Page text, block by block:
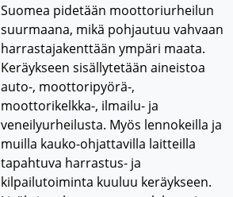
Suomea pidetään moottoriurheilun
suurmaana, mikä pohjautuu vahvaan
harrastajakenttään ympäri maata.
Keräykseen sisällytetään aineistoa
auto-, moottoripyörä-,
moottorikelkka-, ilmailu- ja
veneilyurheilusta. Myös lennokeilla ja
muilla kauko-ohjattavilla laitteilla
tapahtuva harrastus- ja
kilpailutoiminta kuuluu keräykseen.